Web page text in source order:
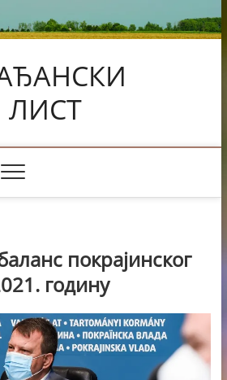
ЛИСТ
покрајинског
годину